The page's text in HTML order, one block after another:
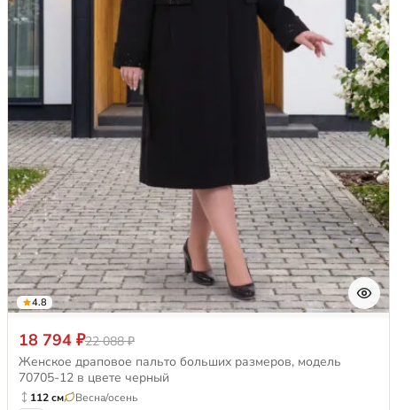
4.8
18 794 ₽22 088 ₽
Женское драповое пальто больших размеров, модель
70705-12 в цвете черный
112 см Весна/осень